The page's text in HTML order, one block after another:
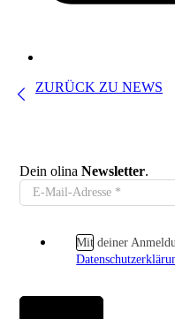
ZURÜCK ZU NEWS
Dein olina Newsletter.
Mit deiner